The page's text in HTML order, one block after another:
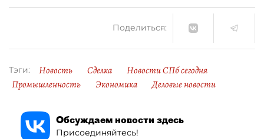
Поделиться:
Тэги: Новость Сделка
Новости СПб сегодня
Промышленность
Экономика Деловые новости
Обсуждаем новости здесь
Присоединяйтесь!